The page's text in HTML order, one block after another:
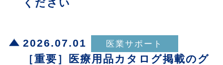
ください
2026.07.01
［重要］医療用品カタログ掲載のグ